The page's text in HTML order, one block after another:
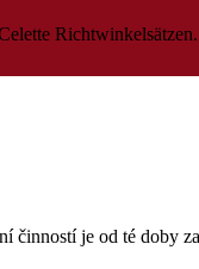
Richtwinkelsätzen.
je od té doby